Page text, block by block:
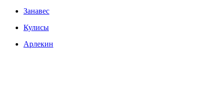
Занавес
Кулисы
Арлекин